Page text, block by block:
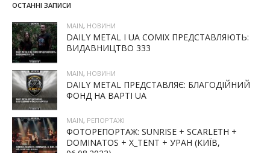
ОСТАННІ ЗАПИСИ
MAIN, НОВИНИ
DAILY METAL І UA COMIX ПРЕДСТАВЛЯЮТЬ:
ВИДАВНИЦТВО 333
MAIN, НОВИНИ
DAILY METAL ПРЕДСТАВЛЯЄ: БЛАГОДІЙНИЙ
ФОНД НА ВАРТІ UA
MAIN, РЕПОРТАЖІ
ФОТОРЕПОРТАЖ: SUNRISE + SCARLETH +
DOMINATOS + X_TENT + УРАН (КИЇВ,